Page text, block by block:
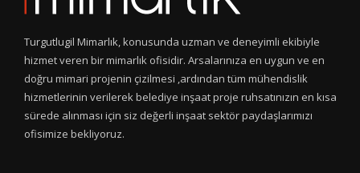
Turgutlugil Mimarlık, konusunda uzman ve deneyimli ekibiyle
hizmet veren bir mimarlık ofisidir. Arsalarınıza en uygun ve en
doğru mimari projenin çizilmesi ,ardından tüm mühendislik
hizmetlerinin verilerek belediye inşaat proje ruhsatınızın en kısa
sürede alınması için siz değerli inşaat sektör paydaşlarımızı
ofisimize bekliyoruz.